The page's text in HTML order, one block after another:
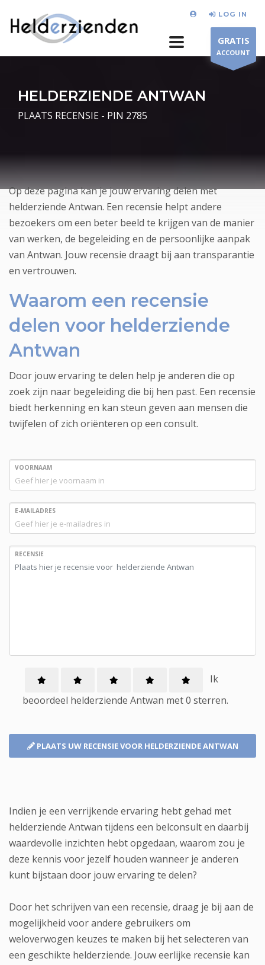
LOG IN
GRATIS
ACCOUNT
HELDERZIENDE ANTWAN
PLAATS RECENSIE - PIN 2785
Op deze pagina kan je jouw ervaring delen met
helderziende Antwan. Een recensie helpt andere
bezoekers om een beter beeld te krijgen van de manier
van werken, de begeleiding en de persoonlijke aanpak
van Antwan. Jouw recensie draagt bij aan transparantie
en vertrouwen.
Waarom een recensie
delen voor helderziende
Antwan
Door jouw ervaring te delen help je anderen die op
zoek zijn naar begeleiding die bij hen past. Een recensie
biedt herkenning en kan steun geven aan mensen die
twijfelen of zich oriënteren op een consult.
VOORNAAM
E-MAILADRES
RECENSIE
Ik
beoordeel helderziende Antwan met0 sterren.
PLAATS UW RECENSIE VOOR HELDERZIENDE ANTWAN
Indien je een verrijkende ervaring hebt gehad met
helderziende Antwan tijdens een belconsult en daarbij
waardevolle inzichten hebt opgedaan, waarom zou je
deze kennis voor jezelf houden wanneer je anderen
kunt bijstaan door jouw ervaring te delen?
Door het schrijven van een recensie, draag je bij aan de
mogelijkheid voor andere gebruikers om
weloverwogen keuzes te maken bij het selecteren van
een geschikte helderziende. Jouw eerlijke recensie kan